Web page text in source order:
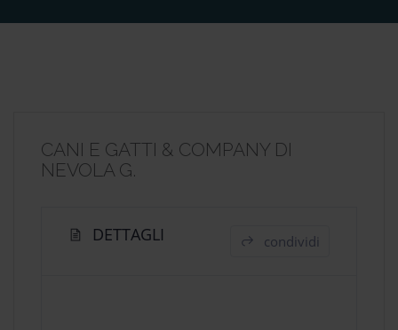
CANI E GATTI & COMPANY DI
NEVOLA G.
DETTAGLI condividi